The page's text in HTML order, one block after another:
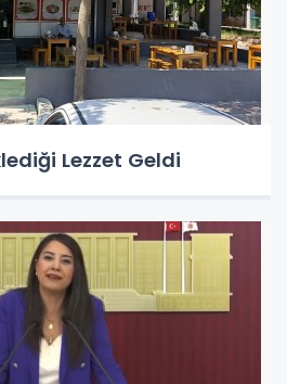
Lezzet Geldi